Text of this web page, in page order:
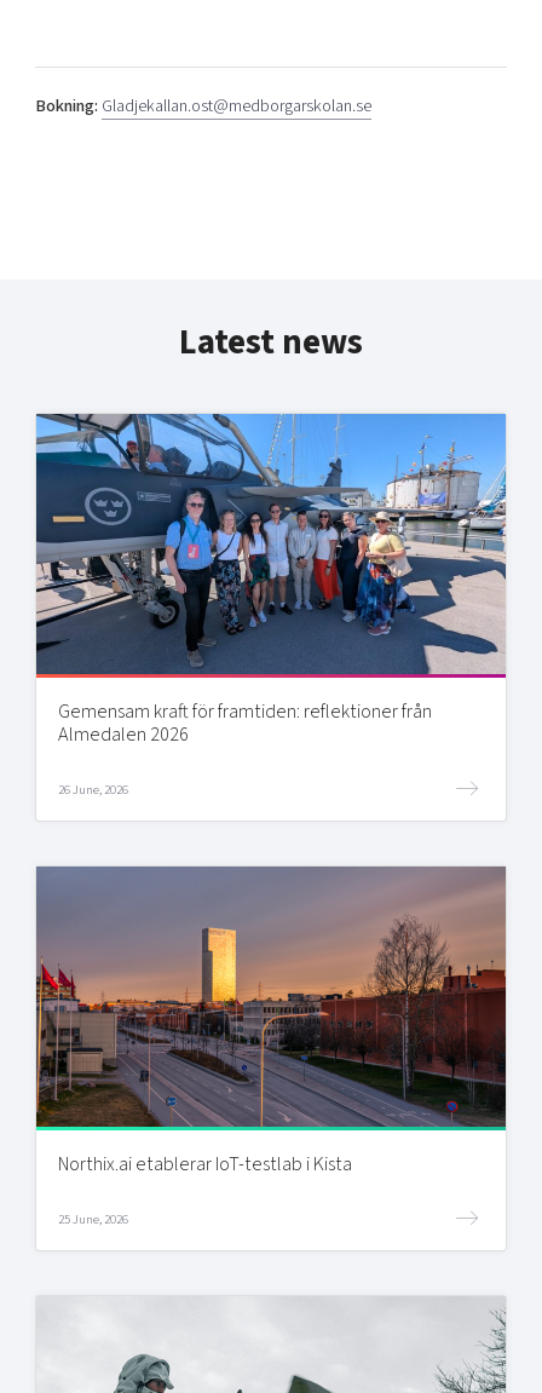
Reach out to us
Locations
Bokning: Gladjekallan.ost@medborgarskolan.se
Latest news
Gemensam kraft för framtiden: reflektioner från
Almedalen 2026
26 June, 2026
Northix.ai etablerar IoT-testlab i Kista
25 June, 2026